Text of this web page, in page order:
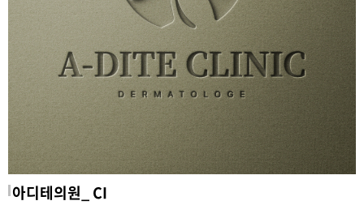
아디테의원_ CI